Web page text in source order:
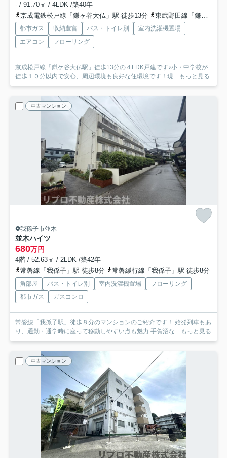
- / 91.70㎡ / 4LDK /築40年
京成電鉄松戸線「鎌ヶ谷大仏」駅 徒歩13分
東武野田線「鎌ケ谷」駅 徒歩25分
都市ガス 収納豊富 バス・トイレ別
室内洗濯機置場
エアコン
フローリング
京成松戸線「鎌ケ谷大仏駅」徒歩13分の４LDK戸建です♪小・中学校が
徒歩１０分以内で安心、周辺環境も良好な住環境です！現... もっと見る
中古マンション
我孫子市並木
並木ハイツ
680万円
4階 / 52.63㎡ / 2LDK /築42年
常磐線「我孫子」駅 徒歩8分
常磐緩行線「我孫子」駅 徒歩8分
角部屋 バス・トイレ別 室内洗濯機置場
フローリング
都市ガス
ガスコンロ
常磐線「我孫子駅」徒歩８分のマンションのご紹介です！ 始発列車もあ
り、通勤・通学時に座って移動しやすい点も魅力 手賀沼な... もっと見る
中古マンション